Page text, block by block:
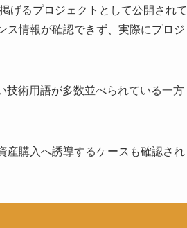
げるプロジェクトとして公開されて
ス情報が確認できず、実際にプロジ
技術用語が多数並べられている一方
産購入へ誘導するケースも確認され